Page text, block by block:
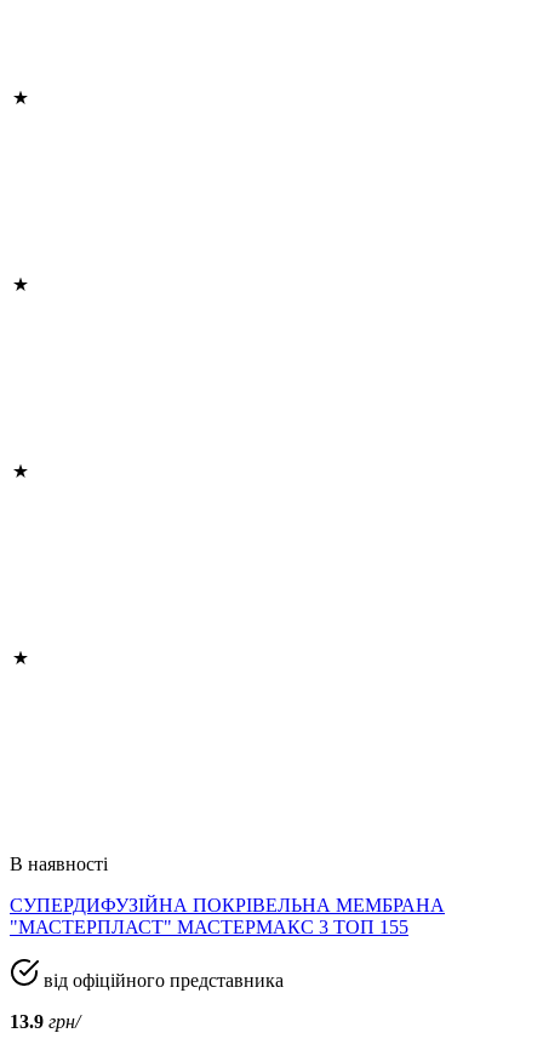
В наявності
СУПЕРДИФУЗІЙНА ПОКРІВЕЛЬНА МЕМБРАНА
"МАСТЕРПЛАСТ" МАСТЕРМАКС 3 ТОП 155
від офіційного представника
13.9 грн/